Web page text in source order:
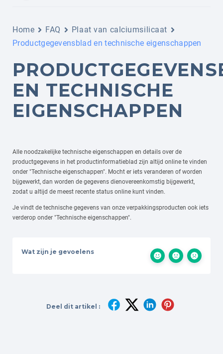
Home FAQ
Plaat van calciumsilicaat
Productgegevensblad en technische eigenschappen
EN TECHNISCHE
EIGENSCHAPPEN
Alle noodzakelijke technische eigenschappen en details over de
productgegevens in het productinformatieblad zijn altijd online te vinden
onder "Technische eigenschappen". Mocht er iets veranderen of worden
bijgewerkt, dan worden de gegevens dienovereenkomstig bijgewerkt,
zodat u altijd de meest recente status online kunt vinden.
Je vindt de technische gegevens van onze verpakkingsproducten ook iets
verderop onder "Technische eigenschappen".
Wat zijn je gevoelens
Deel dit artikel :